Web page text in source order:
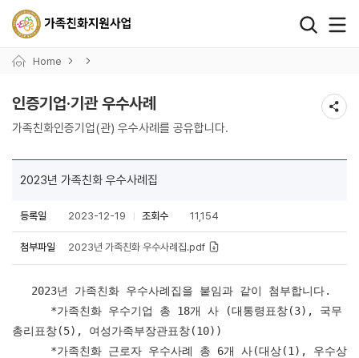
Home
인증기업·기관 우수사례
가족친화인증기업(관) 우수사례를 공유합니다.
2023년 가족친화 우수사례집
등록일 2023-12-19 조회수 11,154
첨부파일 2023년 가족친화 우수사례집.pdf
2023년 가족친화 우수사례집을 붙임과 같이 첨부합니다.
*가족친화 우수기업 총 18개 사 (대통령표창(3), 국무
총리표창(5), 여성가족부장관표창(10))
*가족친화 근로자 우수사례 총 6개 사(대상(1), 우수상